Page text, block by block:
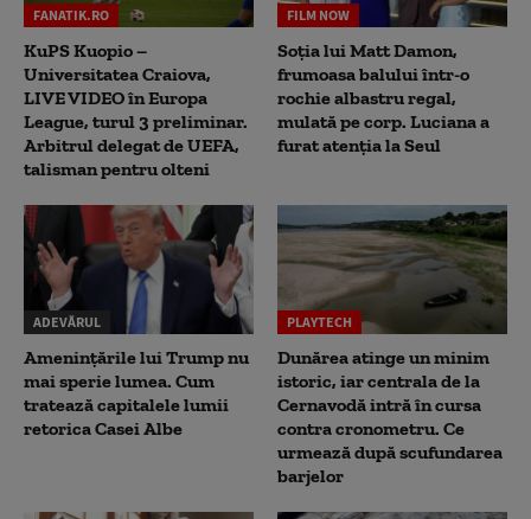
FANATIK.RO
KuPS Kuopio –
Universitatea Craiova,
LIVE VIDEO în Europa
League, turul 3 preliminar.
Arbitrul delegat de UEFA,
talisman pentru olteni
FILM NOW
Soția lui Matt Damon,
frumoasa balului într-o
rochie albastru regal,
mulată pe corp. Luciana a
furat atenția la Seul
ADEVĂRUL
Amenințările lui Trump nu
mai sperie lumea. Cum
tratează capitalele lumii
retorica Casei Albe
PLAYTECH
Dunărea atinge un minim
istoric, iar centrala de la
Cernavodă intră în cursa
contra cronometru. Ce
urmează după scufundarea
barjelor